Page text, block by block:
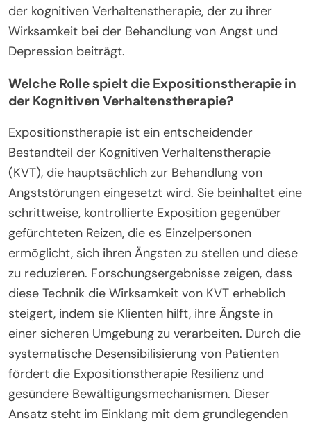
der kognitiven Verhaltenstherapie, der zu ihrer
Wirksamkeit bei der Behandlung von Angst und
Depression beiträgt.
Welche Rolle spielt die Expositionstherapie in
der Kognitiven Verhaltenstherapie?
Expositionstherapie ist ein entscheidender
Bestandteil der Kognitiven Verhaltenstherapie
(KVT), die hauptsächlich zur Behandlung von
Angststörungen eingesetzt wird. Sie beinhaltet eine
schrittweise, kontrollierte Exposition gegenüber
gefürchteten Reizen, die es Einzelpersonen
ermöglicht, sich ihren Ängsten zu stellen und diese
zu reduzieren. Forschungsergebnisse zeigen, dass
diese Technik die Wirksamkeit von KVT erheblich
steigert, indem sie Klienten hilft, ihre Ängste in
einer sicheren Umgebung zu verarbeiten. Durch die
systematische Desensibilisierung von Patienten
fördert die Expositionstherapie Resilienz und
gesündere Bewältigungsmechanismen. Dieser
Ansatz steht im Einklang mit dem grundlegenden